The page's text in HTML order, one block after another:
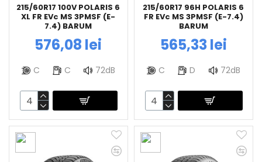
215/60R17 100V POLARIS 6
XL FR EVc MS 3PMSF (E-
7.4) BARUM
576,08 lei
C C 72dB
215/60R17 96H POLARIS 6
FR EVc MS 3PMSF (E-7.4)
BARUM
565,33 lei
C D 72dB